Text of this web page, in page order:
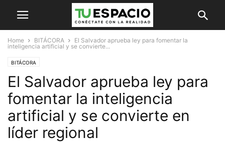
Home BITÁCORA
El Salvador aprueba ley para fomentar la
inteligencia artificial y se convierte...
BITÁCORA
El Salvador aprueba ley para
fomentar la inteligencia
artificial y se convierte en
líder regional